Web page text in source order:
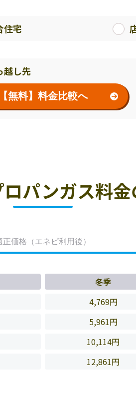
住宅
越し先
【無料】料金比較へ
パンガス料金
正価格 （エネピ利用後）
冬季
4,769円
5,961円
10,114円
12,861円